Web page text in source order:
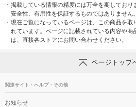
・ 掲載している情報の精度には万全を期しており
安全性、有用性を保証するものではありません。
・ 現在ご覧になっているページは、この商品を取
れています。ページに記載されている内容や商
は、直接各ストアにお問い合わせください。
ページトップ
関連サイト・ヘルプ・その他
お知らせ